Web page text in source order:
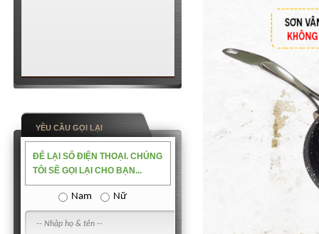
YỀU CẦU GỌI LẠI
ĐỂ LẠI SỐ ĐIỆN THOẠI. CHÚNG
TÔI SẼ GỌI LẠI CHO BẠN...
Nam Nữ